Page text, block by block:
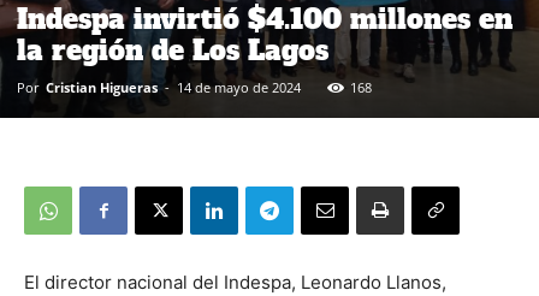
Indespa invirtió $4.100 millones en
la región de Los Lagos
Por Cristian Higueras - 14 de mayo de 2024 168
El director nacional del Indespa, Leonardo Llanos,